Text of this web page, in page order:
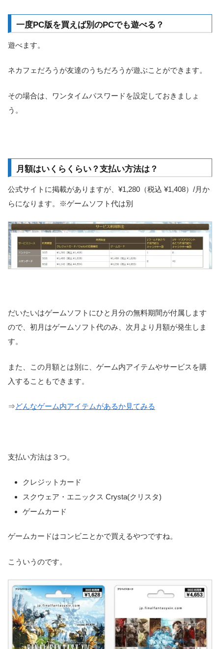
一度PC版を買えば別のPCでも遊べる？
遊べます。
ネカフェだろうが友達のうちだろうが遊ぶことができます。
その場合は、ワンタイムパスワードを設定しておきましょ
う。
月額はいくらくらい？支払い方法は？
公式サイトに掲載がありますが、¥1,280（税込 ¥1,408）/月か
らになります。※ゲームソフト代は別
だいたいはゲームソフトにひと月分の無料期間が付属します
ので、初月はゲームソフト代のみ、次月より月額が発生しま
す。
また、この月額とは別に、ゲーム内アイテムやサービスを購
入することもできます。
⇒どんなゲーム内アイテムがあるか見てみる
支払い方法は３つ。
クレジットカード
スクウェア・エニックス Crysta(クリスタ)
ゲームカード
ゲームカードはコンビニとかで買えるやつですね。
こういうのです。